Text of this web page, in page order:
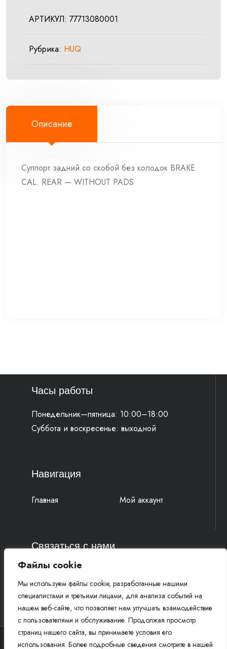
Файлы cookie
Мы используем файлы cookie, разработанные нашими
специалистами и третьими лицами, для анализа событий на
нашем веб-сайте, что позволяет нам улучшать взаимодействие
с пользователями и обслуживание. Продолжая просмотр
страниц нашего сайта, вы принимаете условия его
использования. Более подробные сведения смотрите в нашей
АРТИКУЛ: 77713080001
Рубрика: HUQ
Описание
Суппорт задний со скобой без колодок BRAKE
CAL. REAR — WITHOUT PADS
Часы работы
Понедельник—пятница: 10:00–18:00
Суббота и воскресенье: выходной
Навигация
Главная Мой аккаунт
Связаться с нами
4k-parts@mail.ru
+7 (977) 777 91 19 Василий
+7 (961) 815 52 58 Михаил